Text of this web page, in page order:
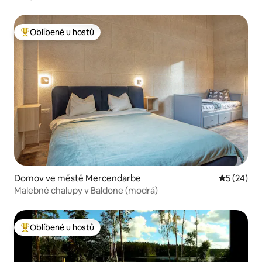
Nejlepší v kategorii Oblíbené u hostů
Oblíbené u hostů
Domov ve městě Mercendarbe Průměrné
5 (24)
Malebné chalupy v Baldone (modrá)
Nejlepší v kategorii Oblíbené u hostů
Oblíbené u hostů